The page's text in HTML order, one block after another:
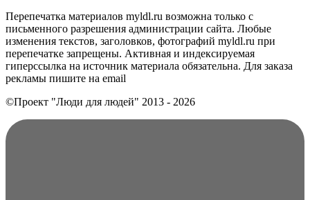
Перепечатка материалов myldl.ru возможна только с
письменного разрешения администрации сайта. Любые
изменения текстов, заголовков, фотографий myldl.ru при
перепечатке запрещены. Активная и индексируемая
гиперссылка на источник материала обязательна. Для заказа
рекламы пишите на еmail
©Проект "Люди для людей" 2013 - 2026